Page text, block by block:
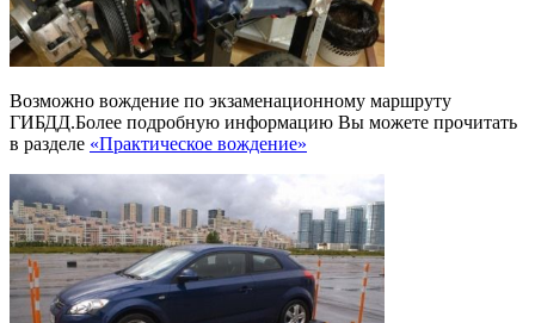
Возможно вождение по экзаменационному маршруту
ГИБДД.Более подробную информацию Вы можете прочитать
в разделе «Практическое вождение»